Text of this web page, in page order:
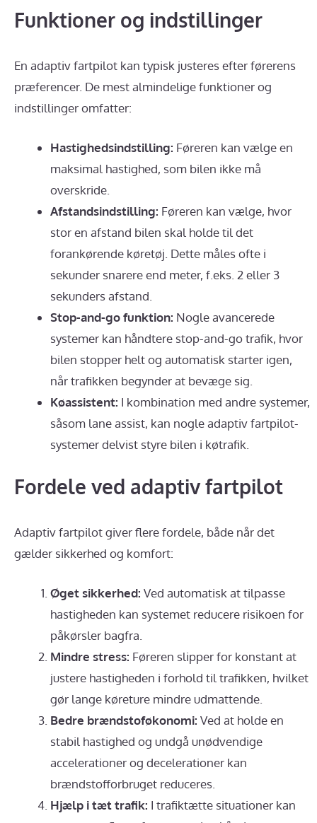
Funktioner og indstillinger
En adaptiv fartpilot kan typisk justeres efter førerens
præferencer. De mest almindelige funktioner og
indstillinger omfatter:
Hastighedsindstilling: Føreren kan vælge en
maksimal hastighed, som bilen ikke må
overskride.
Afstandsindstilling: Føreren kan vælge, hvor
stor en afstand bilen skal holde til det
forankørende køretøj. Dette måles ofte i
sekunder snarere end meter, f.eks. 2 eller 3
sekunders afstand.
Stop-and-go funktion: Nogle avancerede
systemer kan håndtere stop-and-go trafik, hvor
bilen stopper helt og automatisk starter igen,
når trafikken begynder at bevæge sig.
Køassistent: I kombination med andre systemer,
såsom lane assist, kan nogle adaptiv fartpilot-
systemer delvist styre bilen i køtrafik.
Fordele ved adaptiv fartpilot
Adaptiv fartpilot giver flere fordele, både når det
gælder sikkerhed og komfort:
Øget sikkerhed: Ved automatisk at tilpasse
hastigheden kan systemet reducere risikoen for
påkørsler bagfra.
Mindre stress: Føreren slipper for konstant at
justere hastigheden i forhold til trafikken, hvilket
gør lange køreture mindre udmattende.
Bedre brændstoføkonomi: Ved at holde en
stabil hastighed og undgå unødvendige
accelerationer og decelerationer kan
brændstofforbruget reduceres.
Hjælp i tæt trafik: I trafiktætte situationer kan